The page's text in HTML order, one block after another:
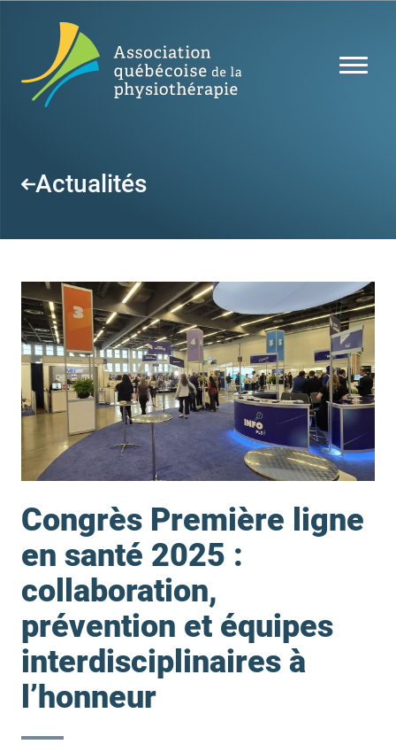
Actualités
Congrès Première ligne
en santé 2025 :
collaboration,
prévention et équipes
interdisciplinaires à
l’honneur